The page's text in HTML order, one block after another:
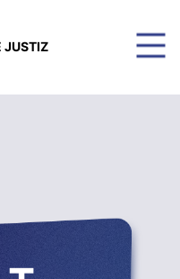
JUSTIZ